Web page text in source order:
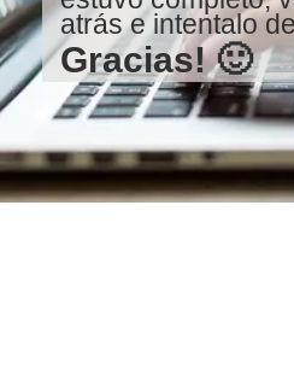
atrás e intentalo
Gracias! 🙂